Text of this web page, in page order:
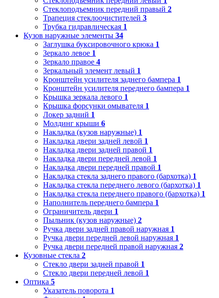
Стеклоподъемник передний правый 2
Трапеция стеклоочистителей 3
Трубка гидравлическая 1
Кузов наружные элементы 34
Заглушка буксировочного крюка 1
Зеркало левое 1
Зеркало правое 4
Зеркальный элемент левый 1
Кронштейн усилителя заднего бампера 1
Кронштейн усилителя переднего бампера 1
Крышка зеркала левого 1
Крышка форсунки омывателя 1
Локер задний 1
Молдинг крыши 6
Накладка (кузов наружные) 1
Накладка двери задней левой 1
Накладка двери задней правой 1
Накладка двери передней левой 1
Накладка двери передней правой 1
Накладка стекла заднего правого (бархотка) 1
Накладка стекла переднего левого (бархотка) 1
Накладка стекла переднего правого (бархотка) 1
Наполнитель переднего бампера 1
Ограничитель двери 1
Пыльник (кузов наружные) 2
Ручка двери задней правой наружная 1
Ручка двери передней левой наружная 1
Ручка двери передней правой наружная 2
Кузовные стекла 2
Стекло двери задней правой 1
Стекло двери передней левой 1
Оптика 5
Указатель поворота 1